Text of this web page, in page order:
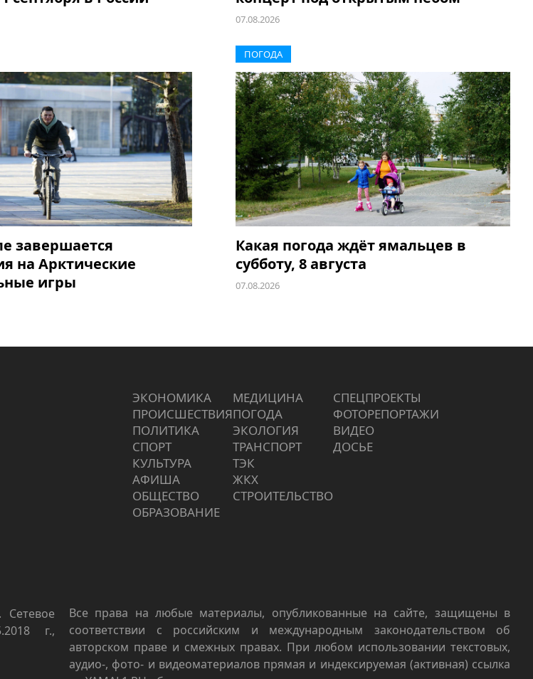
07.08.2026
завершается
на Арктические
игры
ПОГОДА
Какая погода ждёт ямальцев в
субботу, 8 августа
07.08.2026
ЭКОНОМИКА
ПРОИCШЕСТВИЯ
ПОЛИТИКА
СПОРТ
КУЛЬТУРА
АФИША
ОБЩЕСТВО
ОБРАЗОВАНИЕ
МЕДИЦИНА
ПОГОДА
ЭКОЛОГИЯ
ТРАНСПОРТ
ТЭК
ЖКХ
СТРОИТЕЛЬСТВО
СПЕЦПРОЕКТЫ
ФОТОРЕПОРТАЖИ
ВИДЕО
ДОСЬЕ
Сетевое
г.,
Все права на любые материалы, опубликованные на сайте, защищены в
соответствии с российским и международным законодательством об
авторском праве и смежных правах. При любом использовании текстовых,
аудио-, фото- и видеоматериалов прямая и индексируемая (активная) ссылка